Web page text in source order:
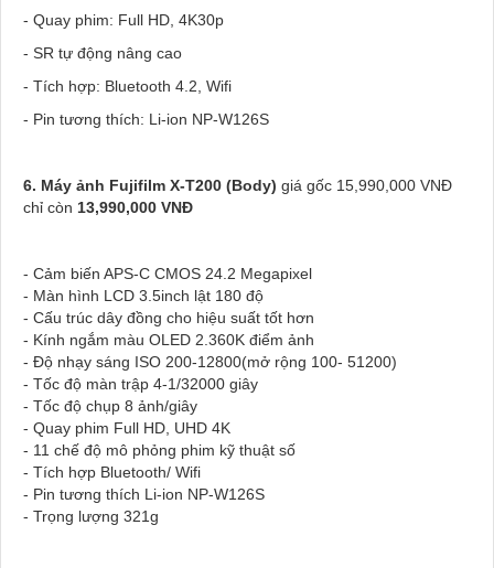
- Quay phim: Full HD, 4K30p
- SR tự động nâng cao
- Tích hợp: Bluetooth 4.2, Wifi
- Pin tương thích: Li-ion NP-W126S
6. Máy ảnh Fujifilm X-T200 (Body) giá gốc 15,990,000 VNĐ
chỉ còn 13,990,000 VNĐ
- Cảm biến APS-C CMOS 24.2 Megapixel
- Màn hình LCD 3.5inch lật 180 độ
- Cấu trúc dây đồng cho hiệu suất tốt hơn
- Kính ngắm màu OLED 2.360K điểm ảnh
- Độ nhạy sáng ISO 200-12800(mở rộng 100- 51200)
- Tốc độ màn trập 4-1/32000 giây
- Tốc độ chụp 8 ảnh/giây
- Quay phim Full HD, UHD 4K
- 11 chế độ mô phỏng phim kỹ thuật số
- Tích hợp Bluetooth/ Wifi
- Pin tương thích Li-ion NP-W126S
- Trọng lượng 321g